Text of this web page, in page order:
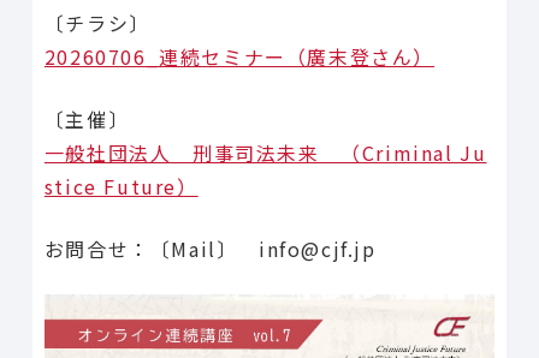
〔チラシ〕
20260706_連続セミナー（廣末登さん）
〔主催〕
一般社団法人 刑事司法未来 （Criminal Ju
stice Future）
お問合せ：〔Mail〕 info@cjf.jp